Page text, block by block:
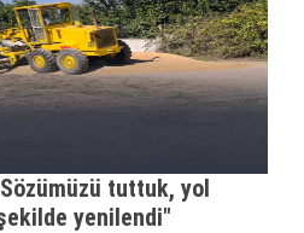
tuttuk, yol
yenilendi"